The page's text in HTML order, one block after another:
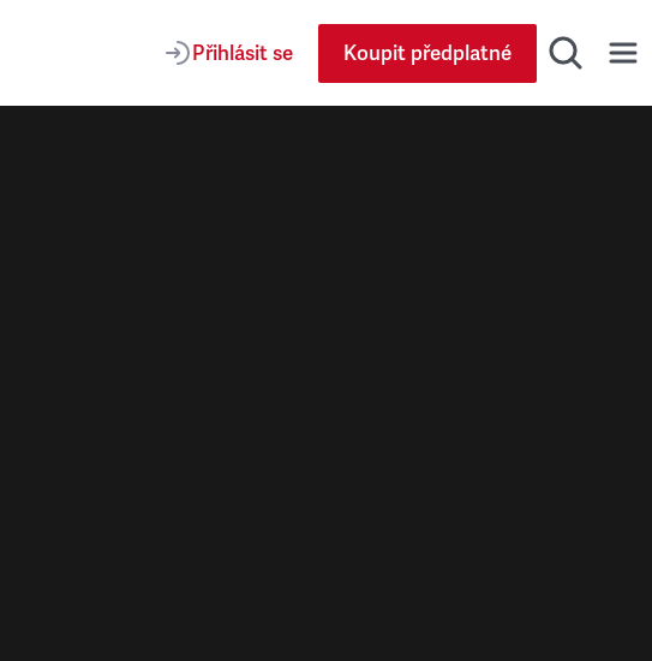
Přihlásit se Koupit předplatné